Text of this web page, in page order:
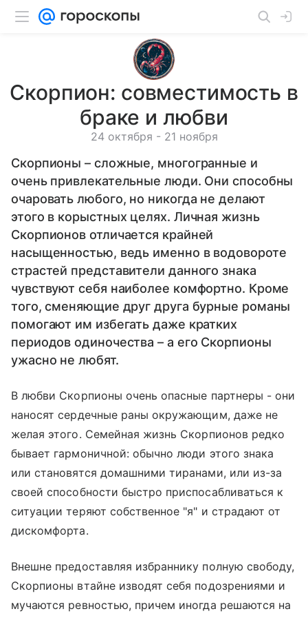
Скорпион: совместимость в
браке и любви
24 октября - 21 ноября
Скорпионы – сложные, многогранные и
очень привлекательные люди. Они способны
очаровать любого, но никогда не делают
этого в корыстных целях. Личная жизнь
Скорпионов отличается крайней
насыщенностью, ведь именно в водовороте
страстей представители данного знака
чувствуют себя наиболее комфортно. Кроме
того, сменяющие друг друга бурные романы
помогают им избегать даже кратких
периодов одиночества – а его Скорпионы
ужасно не любят.
В любви Скорпионы очень опасные партнеры - они
наносят сердечные раны окружающим, даже не
желая этого. Семейная жизнь Скорпионов редко
бывает гармоничной: обычно люди этого знака
или становятся домашними тиранами, или из-за
своей способности быстро приспосабливаться к
ситуации теряют собственное "я" и страдают от
дискомфорта.
Внешне предоставляя избраннику полную свободу,
Скорпионы втайне изводят себя подозрениями и
мучаются ревностью, причем иногда решаются на